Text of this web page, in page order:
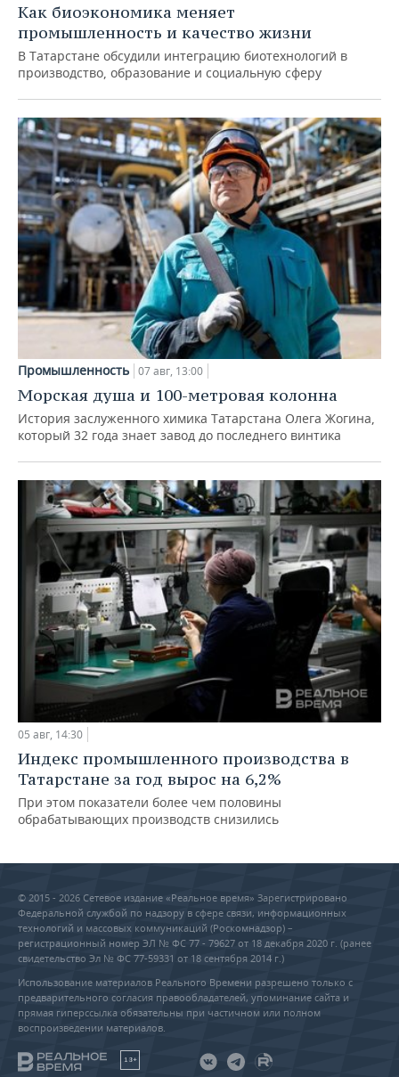
Как биоэкономика меняет
промышленность и качество жизни
В Татарстане обсудили интеграцию биотехнологий в
производство, образование и социальную сферу
Промышленность 07 авг, 13:00
Морская душа и 100-метровая колонна
История заслуженного химика Татарстана Олега Жогина,
который 32 года знает завод до последнего винтика
05 авг, 14:30
Индекс промышленного производства в
Татарстане за год вырос на 6,2%
При этом показатели более чем половины
обрабатывающих производств снизились
© 2015 - 2026 Сетевое издание «Реальное время» Зарегистрировано
Федеральной службой по надзору в сфере связи, информационных
технологий и массовых коммуникаций (Роскомнадзор) –
регистрационный номер ЭЛ № ФС 77 - 79627 от 18 декабря 2020 г. (ранее
свидетельство Эл № ФС 77-59331 от 18 сентября 2014 г.)
Использование материалов Реального Времени разрешено только с
предварительного согласия правообладателей, упоминание сайта и
прямая гиперссылка обязательны при частичном или полном
воспроизведении материалов.
18+